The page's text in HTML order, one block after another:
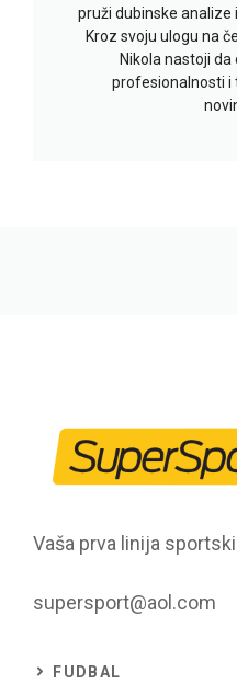
pruži dubinske analize
Kroz svoju ulogu na
Nikola nastoji da
profesionalnosti i
Vaša prva linija
supersport@aol.com
FUDBAL